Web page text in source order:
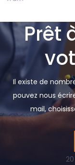
Prêt
Il existe de
pouvez nous
mail,